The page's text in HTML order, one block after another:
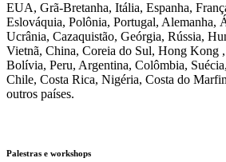
EUA, Grã-Bretanha, Itália, Espanha,
Eslováquia, Polônia, Portugal, Alemanha,
Ucrânia, Cazaquistão, Geórgia, Rússia,
Vietnã, China, Coreia do Sul, Hong Kong
Bolívia, Peru, Argentina, Colômbia,
Chile, Costa Rica, Nigéria, Costa do
outros países.
Palestras e workshops